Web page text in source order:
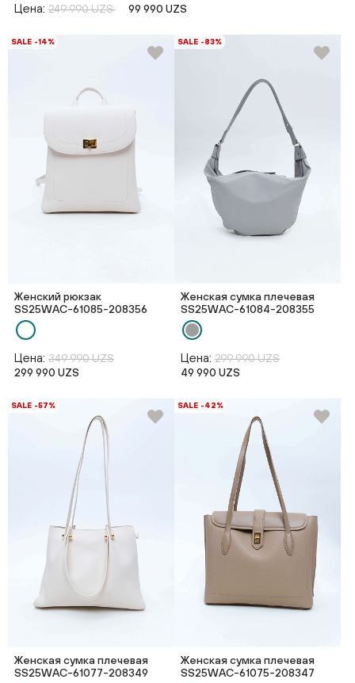
Цена: 249 990 UZS 99 990 UZS
SALE -14%
Женский рюкзак
SS25WAС-61085-208356
Цена: 349 990 UZS
299 990 UZS
SALE -83%
Женская сумка плечевая
SS25WAС-61084-208355
Цена: 299 990 UZS
49 990 UZS
SALE -57%
Женская сумка плечевая
SS25WAС-61077-208349
SALE -42%
Женская сумка плечевая
SS25WAС-61075-208347